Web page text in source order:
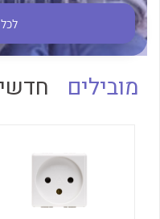
מובילים